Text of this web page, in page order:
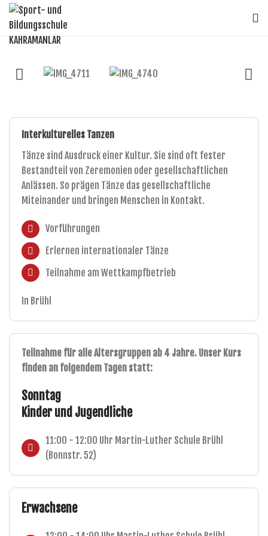
Interkulturelles Tanzen
Tänze sind Ausdruck einer Kultur. Sie sind oft fester
Bestandteil von Zeremonien oder gesellschaftlichen
Anlässen. So prägen Tänze das gesellschaftliche
Miteinander und bringen Menschen in Kontakt.
Vorführungen
Erlernen internationaler Tänze
Teilnahme am Wettkampfbetrieb
In Brühl
Teilnahme für alle Altersgruppen ab 4 Jahre. Unser Kurs
finden an folgendem Tagen statt:
Sonntag
Kinder und Jugendliche
11:00 - 12:00 Uhr Martin-Luther Schule Brühl
(Bonnstr. 52)
Erwachsene